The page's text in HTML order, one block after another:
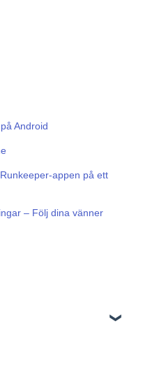
Android
appen på ett
– Följ dina vänner